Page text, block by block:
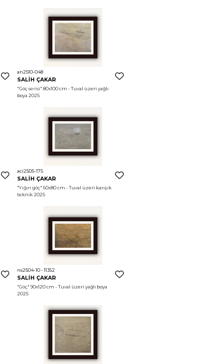
an2510-048
SALİH ÇAKAR
"Göç serisi" 80x100 cm - Tuval üzeri yağlı
boya 2025
aci2505-175
SALİH ÇAKAR
"Yığın göç" 60x80 cm - Tuval üzeri karışık
teknik 2025
ns2504-10 - 11352
SALİH ÇAKAR
"Göç" 90x120 cm - Tuval üzeri yağlı boya
2025